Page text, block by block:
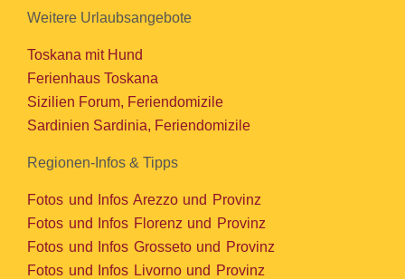
Weitere Urlaubsangebote
Toskana mit Hund
Ferienhaus Toskana
Sizilien Forum, Feriendomizile
Sardinien Sardinia, Feriendomizile
Regionen-Infos & Tipps
Fotos und Infos Arezzo und Provinz
Fotos und Infos Florenz und Provinz
Fotos und Infos Grosseto und Provinz
Fotos und Infos Livorno und Provinz